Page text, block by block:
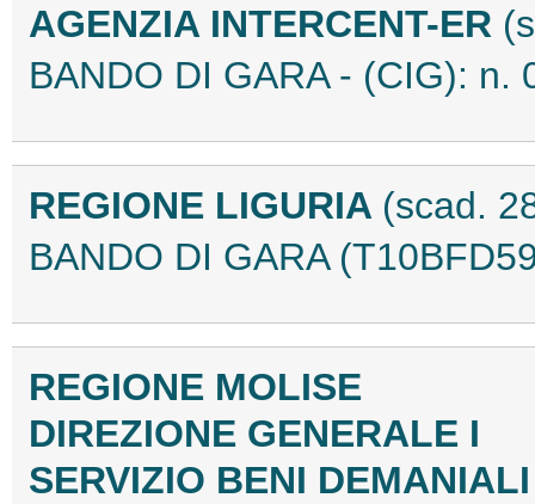
AGENZIA INTERCENT-ER
BANDO DI GARA - (CIG): n.
REGIONE LIGURIA (scad.
BANDO DI GARA
REGIONE MOLISE
DIREZIONE GENERALE I
SERVIZIO BENI